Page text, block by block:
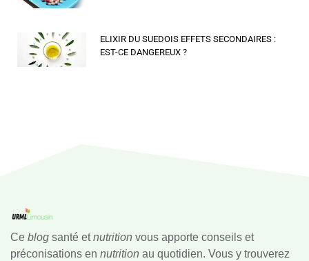
ELIXIR DU SUEDOIS EFFETS SECONDAIRES :
EST-CE DANGEREUX ?
Ce blog santé etnutrition vous apporte conseils et
préconisations en nutrition au quotidien. Vous y trouverez